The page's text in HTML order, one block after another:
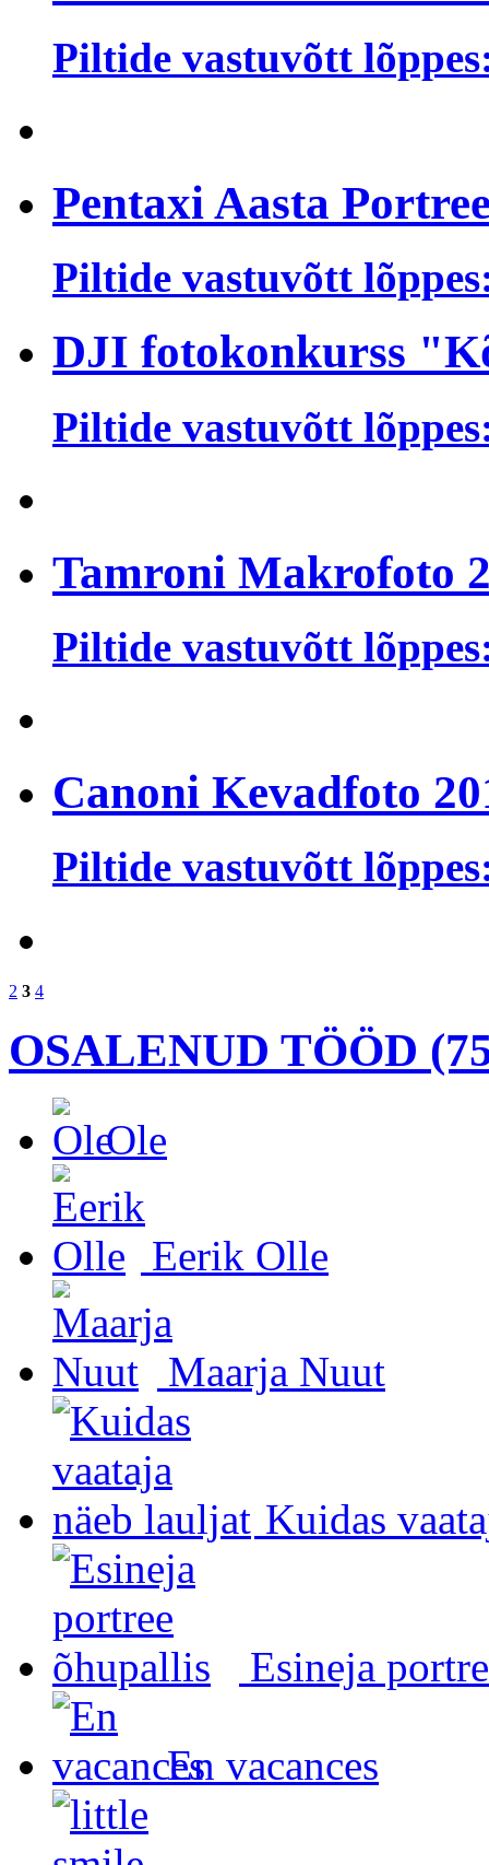
Piltide vastuvõtt
Pentaxi Aasta
Piltide vastuvõtt
DJI fotokonkurss
Piltide vastuvõtt
Tamroni Makrofoto
Piltide vastuvõtt
Canoni Kevadfoto
Piltide vastuvõtt
2 3 4
OSALENUD TÖÖD
Ole
Eerik Olle
Maarja Nuut
Kuidas
Esineja
En vacances